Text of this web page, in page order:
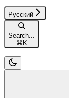
Русский
Search...
⌘ K